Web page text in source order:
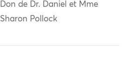
Don de Dr. Daniel et Mme
Sharon Pollock